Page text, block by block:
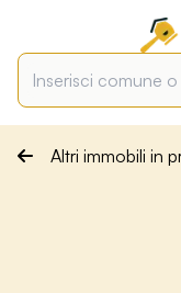
Altri immobili in